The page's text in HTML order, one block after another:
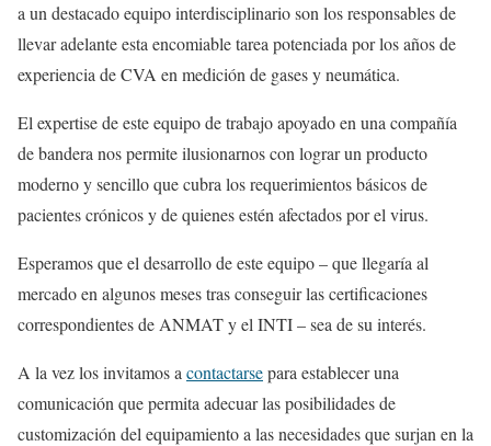
a un destacado equipo interdisciplinario son los responsables de
llevar adelante esta encomiable tarea potenciada por los años de
experiencia de CVA en medición de gases y neumática.
El expertise de este equipo de trabajo apoyado en una compañía
de bandera nos permite ilusionarnos con lograr un producto
moderno y sencillo que cubra los requerimientos básicos de
pacientes crónicos y de quienes estén afectados por el virus.
Esperamos que el desarrollo de este equipo – que llegaría al
mercado en algunos meses tras conseguir las certificaciones
correspondientes de ANMAT y el INTI – sea de su interés.
A la vez los invitamos acontactarsepara establecer una
comunicación que permita adecuar las posibilidades de
customización del equipamiento a las necesidades que surjan en la